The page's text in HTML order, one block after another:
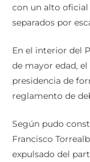
separados por
de mayor edad,
presidencia de
reglamento de
Francisco
expulsado del
semanas tras ser